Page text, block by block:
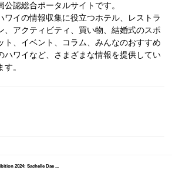
公認総合ポータルサイトです。
ワイの情報収集に役立つホテル、レストラ
、アクティビティ、買い物、結婚式のスポ
ト、イベント、コラム、みんなのおすすめ
ハワイなど、さまざまな情報を提供してい
す。
2024: Sachelle Dae ...